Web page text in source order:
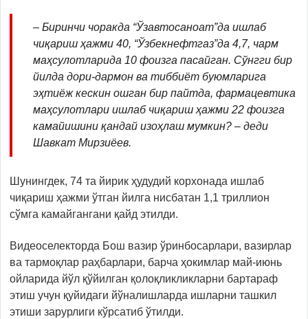
– Биринчи чоракда “Ўзавтосаноат”да ишлаб
чиқариш ҳажми 40, “Ўзбекнефтгаз”да 4,7, чарм
маҳсулотларида 10 фоизга пасайган. Сўнгги бир
йилда дори-дармон ва тиббиёт буюмларига
эҳтиёж кескин ошган бир пайтда, фармацевтика
маҳсулотлари ишлаб чиқариш ҳажми 22 фоизга
камайишини қандай изоҳлаш мумкин? – деди
Шавкат Мирзиёев.
Шунингдек, 74 та йирик ҳудудий корхонада ишлаб
чиқариш ҳажми ўтган йилга нисбатан 1,1 триллион
сўмга камайгангани қайд этилди.
Видеоселекторда Бош вазир ўринбосарлари, вазирлар
ва тармоқлар раҳбарлари, барча ҳокимлар май-июнь
ойларида йўл қўйилган қолоқликликларни бартараф
этиш учун қуйидаги йўналишларда ишларни ташкил
этиши зарурлиги кўрсатиб ўтилди.